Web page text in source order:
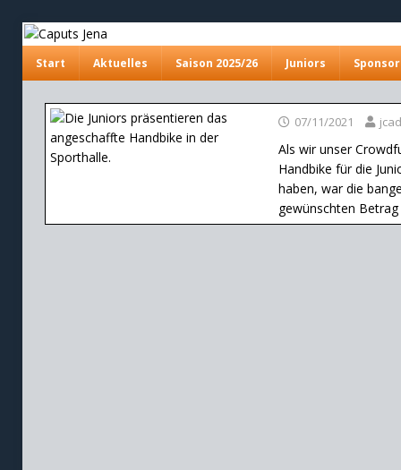
Start Aktuelles Saison 2025/26 Juniors
07/11/2021
Als wir unser
Handbike für die
haben, war die
gewünschten